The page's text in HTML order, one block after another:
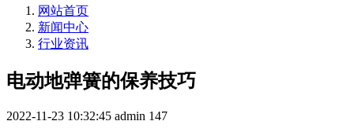
网站首页
新闻中心
行业资讯
电动地弹簧的保养技巧
2022-11-23 10:32:45 admin 147